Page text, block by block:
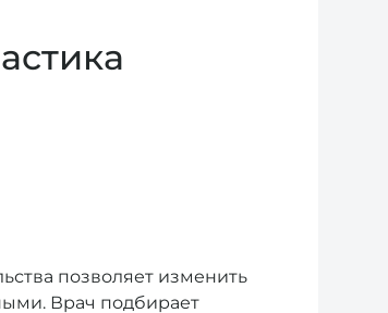
позволяет изменить
Врач подбирает